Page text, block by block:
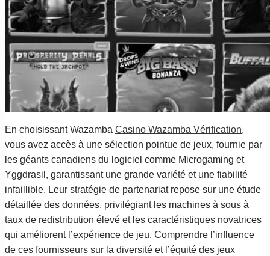
En choisissant Wazamba Casino Wazamba Vérification,
vous avez accès à une sélection pointue de jeux, fournie par
les géants canadiens du logiciel comme Microgaming et
Yggdrasil, garantissant une grande variété et une fiabilité
infaillible. Leur stratégie de partenariat repose sur une étude
détaillée des données, privilégiant les machines à sous à
taux de redistribution élevé et les caractéristiques novatrices
qui améliorent l’expérience de jeu. Comprendre l’influence
de ces fournisseurs sur la diversité et l’équité des jeux